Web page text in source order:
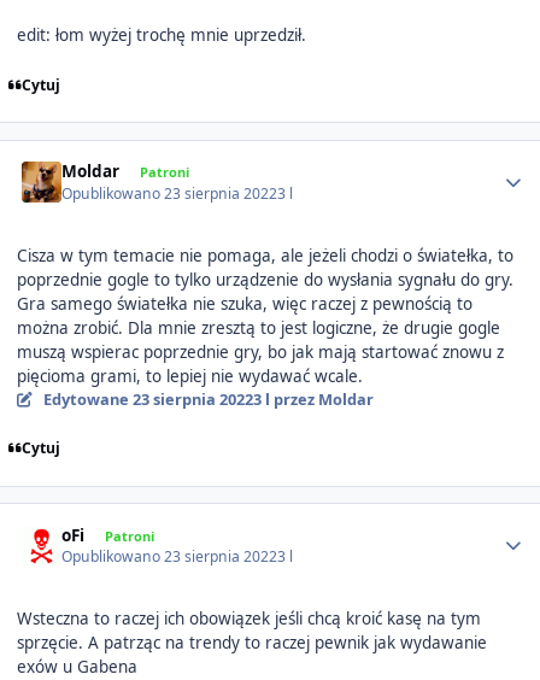
edit: łom wyżej trochę mnie uprzedził.
Cytuj
Moldar Patroni
Opublikowano23 sierpnia 20223 l
Cisza w tym temacie nie pomaga, ale jeżeli chodzi o światełka, to
poprzednie gogle to tylko urządzenie do wysłania sygnału do gry.
Gra samego światełka nie szuka, więc raczej z pewnością to
można zrobić. Dla mnie zresztą to jest logiczne, że drugie gogle
muszą wspierac poprzednie gry, bo jak mają startować znowu z
pięcioma grami, to lepiej nie wydawać wcale.
Edytowane 23 sierpnia 20223 l przez Moldar
Cytuj
oFi Patroni
Opublikowano23 sierpnia 20223 l
Wsteczna to raczej ich obowiązek jeśli chcą kroić kasę na tym
sprzęcie. A patrząc na trendy to raczej pewnik jak wydawanie
exów u Gabena